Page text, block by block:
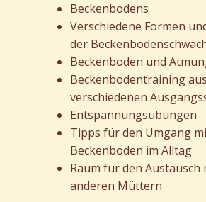
Beckenbodens
Verschiedene Formen
der
Beckenboden und
Beckenbodentraining aus
verschiedenen
Entspannungsübungen
Tipps für den Umgang
Beckenboden im Alltag
Raum für den Austausch
anderen Müttern